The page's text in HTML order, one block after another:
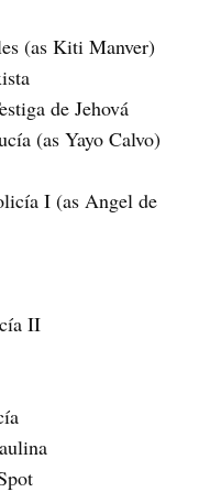
(as Kiti Manver)
de Jehová
(as Yayo Calvo)
I (as Angel de
II